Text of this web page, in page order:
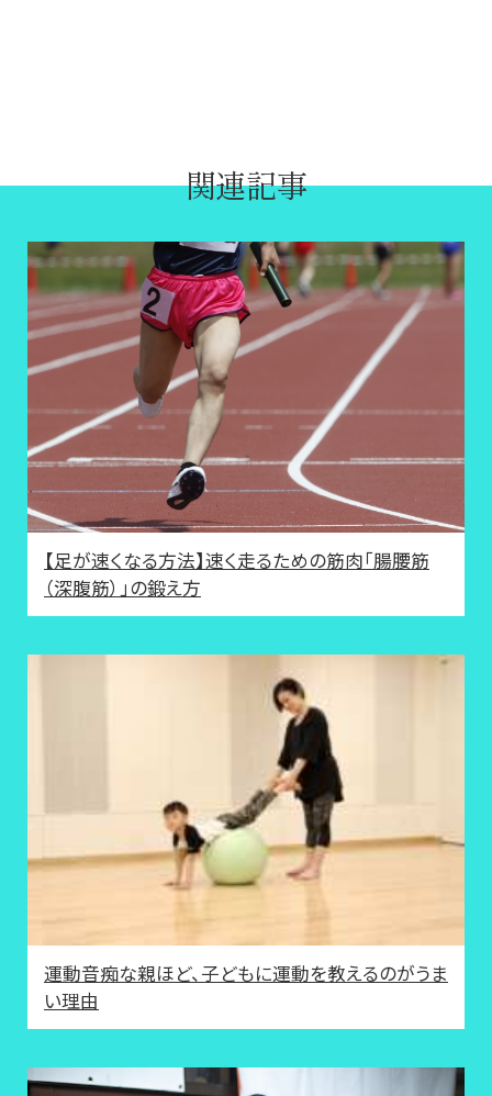
関連記事
【足が速くなる方法】速く走るための筋肉「腸腰筋
（深腹筋）」の鍛え方
運動音痴な親ほど、子どもに運動を教えるのがうま
い理由